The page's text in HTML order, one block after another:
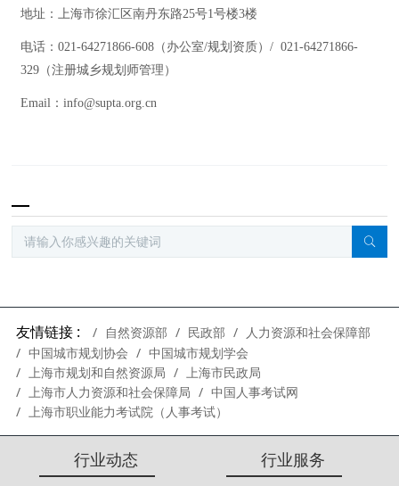
地址：上海市徐汇区南丹东路25号1号楼3楼
电话：021-64271866-608（办公室/规划资质）/ 021-64271866-
329（注册城乡规划师管理）
Email：info@supta.org.cn
友情链接 : 自然资源部 民政部
人力资源和社会保障部
中国城市规划协会
中国城市规划学会
上海市规划和自然资源局
上海市民政局
上海市人力资源和社会保障局
中国人事考试网
上海市职业能力考试院（人事考试）
行业动态 行业服务